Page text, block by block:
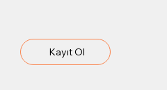
Kayıt Ol